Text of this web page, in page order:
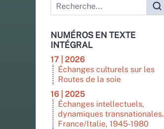
Menu principal
NUMÉROS EN TEXTE
INTÉGRAL
17 | 2026
Échanges culturels sur les
Routes de la soie
16 | 2025
Échanges intellectuels,
dynamiques transnationales.
France/Italie, 1945-1980